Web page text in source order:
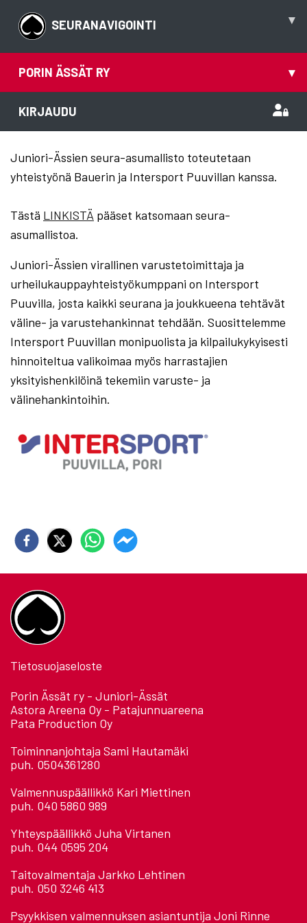
SEURANAVIGOINTI ▾
PORIN ÄSSÄT RY ▾
KIRJAUDU
Juniori-Ässien seura-asumallisto toteutetaan
yhteistyönä Bauerin ja Intersport Puuvillan kanssa.
Tästä LINKISTÄ pääset katsomaan seura-
asumallistoa.
Juniori-Ässien virallinen varustetoimittaja ja
urheilukauppayhteistyökumppani on Intersport
Puuvilla, josta kaikki seurana ja joukkueena tehtävät
väline- ja varustehankinnat tehdään. Suosittelemme
Intersport Puuvillan monipuolista ja kilpailukykyisesti
hinnoiteltua valikoimaa myös harrastajien
yksityishenkilöinä tekemiin varuste- ja
välinehankintoihin.
Tietosuojaseloste
Porin Ässät ry - Juniori-Ässät
Astora Areena Oy - Patajunnuareena
Pata Production Oy
Toiminnanjohtaja Sami Hautamäki
puh. 0504361280
Valmennuspäällikkö Kari Miettinen
puh. 040 5860 989
Yhteyspäällikkö Juha Virtanen
puh. 044 0595 204
Taitovalmentaja Jarkko Lehtinen
puh. 050 3246 413
Psyykkisen valmennuksen asiantuntija Joni Rinne